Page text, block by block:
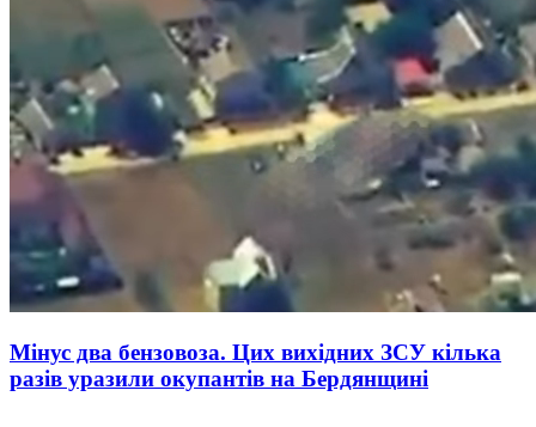
Мінус два бензовоза. Цих вихідних ЗСУ кілька
разів уразили окупантів на Бердянщині